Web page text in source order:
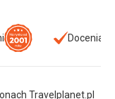
Doceniani
Travelplanet.pl